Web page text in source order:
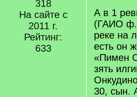
318
На сайте с
2011 г.
Рейтинг:
633
А в 1
(ГАИО
реке на
есть он
«Пимен
зять
30, сын.